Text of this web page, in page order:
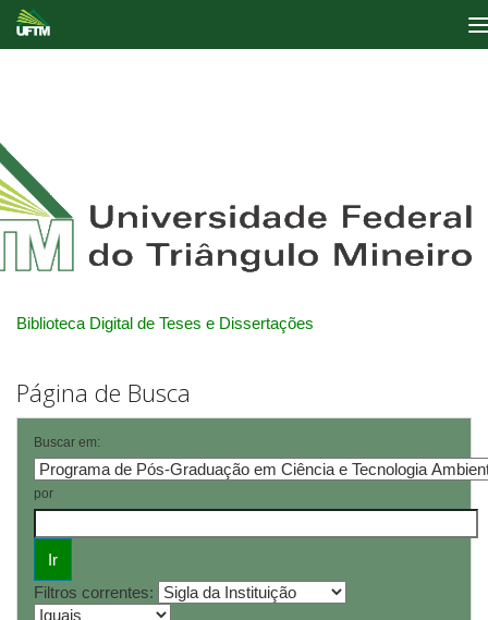
Biblioteca Digital de Teses e Dissertações
Página de Busca
Buscar em:
por
Filtros correntes: